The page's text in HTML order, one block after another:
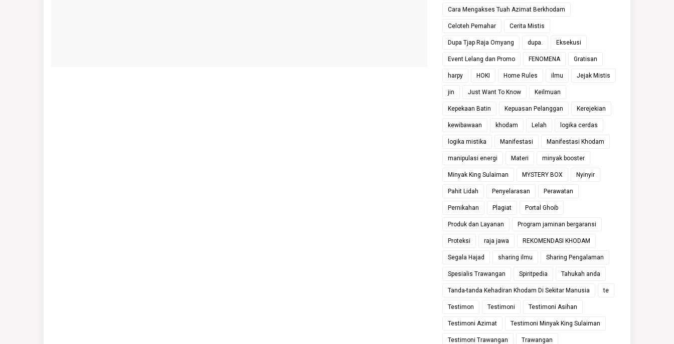
Cara Mengakses Tuah Azimat Berkhodam
Celoteh Pemahar Cerita Mistis
Dupa Tjap Raja Omyang dupa. Eksekusi
Event Lelang dan Promo FENOMENA Gratisan
harpy HOKI Home Rules ilmu Jejak Mistis
jin Just Want To Know Keilmuan
Kepekaan Batin Kepuasan Pelanggan Kerejekian
kewibawaan khodam Lelah logika cerdas
logika mistika Manifestasi Manifestasi Khodam
manipulasi energi Materi minyak booster
Minyak King Sulaiman MYSTERY BOX Nyinyir
Pahit Lidah Penyelarasan Perawatan
Pernikahan Plagiat Portal Ghoib
Produk dan Layanan Program jaminan bergaransi
Proteksi raja jawa REKOMENDASI KHODAM
Segala Hajad sharing ilmu Sharing Pengalaman
Spesialis Trawangan Spiritpedia Tahukah anda
Tanda-tanda Kehadiran Khodam Di Sekitar Manusia te
Testimon Testimoni Testimoni Asihan
Testimoni Azimat Testimoni Minyak King Sulaiman
Testimoni Trawangan Trawangan